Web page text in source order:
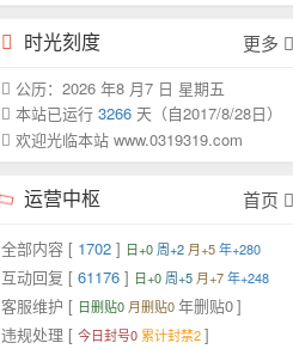
时光刻度 更多
公历：2026 年8 月7 日 星期五
本站已运行 3266 天（自2017/8/28日）
欢迎光临本站 www.0319319.com
运营中枢 首页
全部内容 [ 1702] 日+0 周+2 月+5 年+280
互动回复 [ 61176] 日+0 周+5 月+7 年+248
客服维护 [ 日删贴0 月删贴0 年删贴0]
违规处理 [ 今日封号0 累计封禁2]